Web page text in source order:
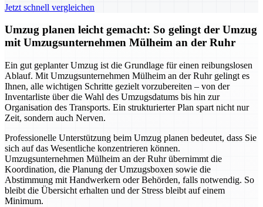
Jetzt schnell vergleichen
Umzug planen leicht gemacht: So gelingt der Umzug
mit Umzugsunternehmen Mülheim an der Ruhr
Ein gut geplanter Umzug ist die Grundlage für einen reibungslosen
Ablauf. Mit Umzugsunternehmen Mülheim an der Ruhr gelingt es
Ihnen, alle wichtigen Schritte gezielt vorzubereiten – von der
Inventarliste über die Wahl des Umzugsdatums bis hin zur
Organisation des Transports. Ein strukturierter Plan spart nicht nur
Zeit, sondern auch Nerven.
Professionelle Unterstützung beim Umzug planen bedeutet, dass Sie
sich auf das Wesentliche konzentrieren können.
Umzugsunternehmen Mülheim an der Ruhr übernimmt die
Koordination, die Planung der Umzugsboxen sowie die
Abstimmung mit Handwerkern oder Behörden, falls notwendig. So
bleibt die Übersicht erhalten und der Stress bleibt auf einem
Minimum.